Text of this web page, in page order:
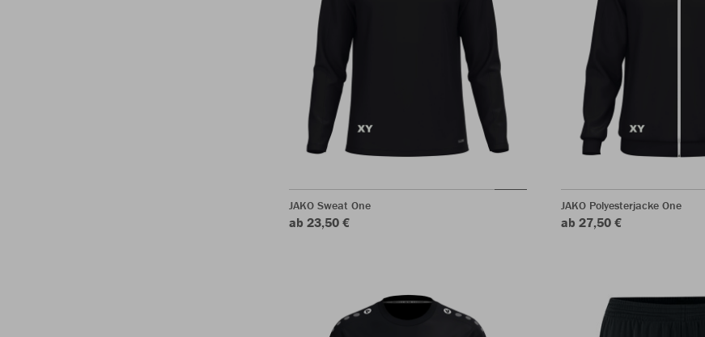
JAKO Sweat One
ab 23,50 €
JAKO Polyesterjacke One
ab 27,50 €